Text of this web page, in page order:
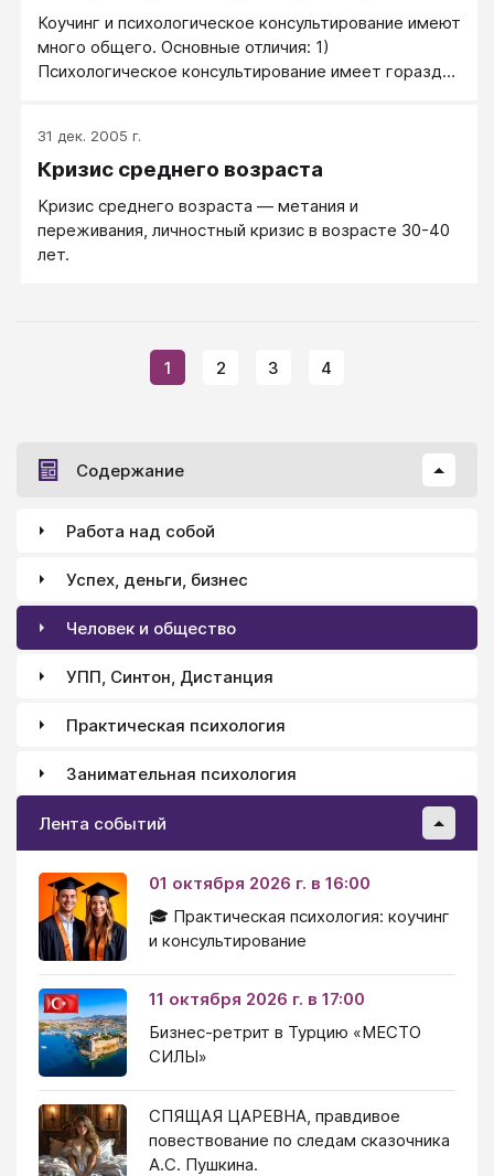
Коучинг и психологическое консультирование имеют
много общего. Основные отличия: 1)
Психологическое консультирование имеет гораздо
должен в гораздо большей степени работать сам.
31 дек. 2005 г.
Кризис среднего возраста
Кризис среднего возраста — метания и
переживания, личностный кризис в возрасте 30-40
лет.
1 2 3 4
Содержание
Работа над собой
Успех, деньги, бизнес
Человек и общество
УПП, Синтон, Дистанция
Практическая психология
Занимательная психология
Лента событий
01 октября 2026 г. в 16:00
🎓 Практическая психология: коучинг
и консультирование
11 октября 2026 г. в 17:00
Бизнес-ретрит в Турцию «МЕСТО
СИЛЫ»
СПЯЩАЯ ЦАРЕВНА, правдивое
повествование по следам сказочника
А.С. Пушкина.